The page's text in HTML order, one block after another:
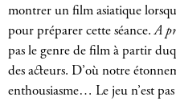
montrer un film asiatique
pour préparer cette séance.A
pas le genre de film à partir
des acteurs. D’où notre
enthousiasme… Le jeu n’est